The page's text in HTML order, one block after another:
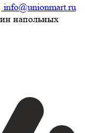
info@unionmart.ru
напольных